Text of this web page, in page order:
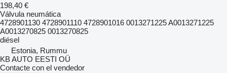
198,40 €
Válvula neumática
4728901130 4728901110 4728901016 0013271225 A0013271225
A0013270825 0013270825
diésel
Estonia, Rummu
KB AUTO EESTI OÜ
Contacte con el vendedor